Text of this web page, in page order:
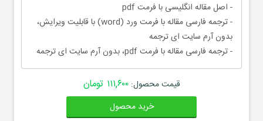
- اصل مقاله انگلیسی با فرمت pdf
- ترجمه فارسی مقاله با فرمت ورد (word) با قابلیت ویرایش،
بدون آرم سایت ای ترجمه
- ترجمه فارسی مقاله با فرمت pdf، بدون آرم سایت ای ترجمه
قیمت محصول:۱۱۱,۶۰۰ تومان
خرید محصول